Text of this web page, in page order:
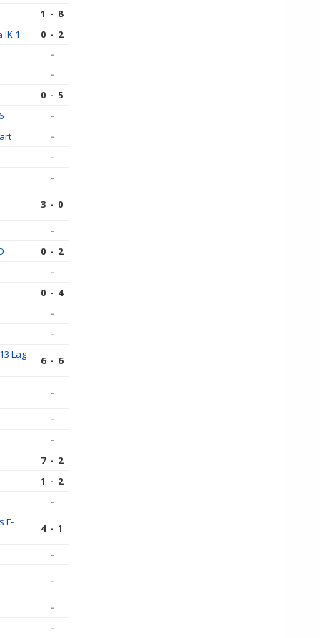
1 - 8
1
0 - 2
-
-
0 - 5
-
-
-
-
3 - 0
-
0 - 2
-
0 - 4
-
-
Lag
6 - 6
-
-
-
7 - 2
1 - 2
-
F-
4 - 1
-
-
-
-